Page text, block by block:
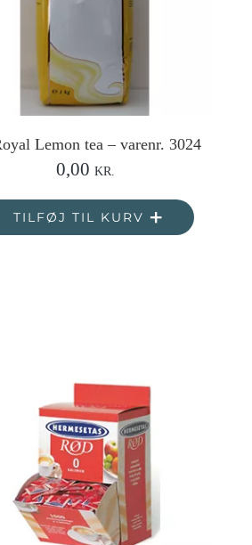
Lemon tea – varenr. 3024
0,00 KR.
TILFØJ TIL KURV